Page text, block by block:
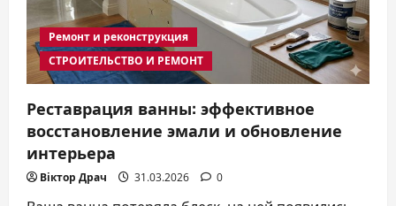
Ремонт и реконструкция
СТРОИТЕЛЬСТВО И РЕМОНТ
Реставрация ванны: эффективное
восстановление эмали и обновление
интерьера
Віктор Драч 31.03.2026 0